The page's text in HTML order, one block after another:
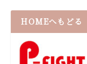
HOMEへもどる